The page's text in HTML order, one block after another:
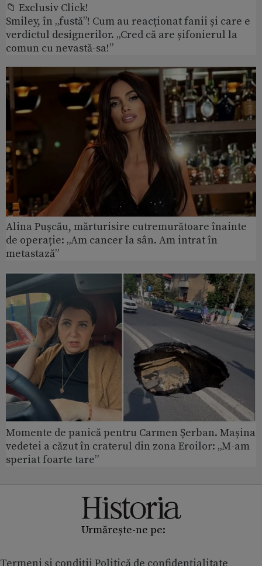
📁 Exclusiv Click!
Smiley, în „fustă”! Cum au reacționat fanii și care e
verdictul designerilor. „Cred că are șifonierul la
comun cu nevastă-sa!”
Alina Pușcău, mărturisire cutremurătoare înainte
de operație: „Am cancer la sân. Am intrat în
metastază”
Momente de panică pentru Carmen Șerban. Mașina
vedetei a căzut în craterul din zona Eroilor: „M-am
speriat foarte tare”
Urmărește-ne pe: